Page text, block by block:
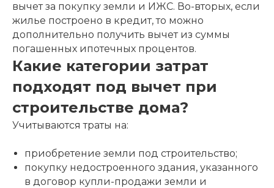
вычет за покупку земли и ИЖС. Во-вторых, если
жилье построено в кредит, то можно
дополнительно получить вычет из суммы
погашенных ипотечных процентов.
Какие категории затрат
подходят под вычет при
строительстве дома?
Учитываются траты на:
приобретение земли под строительство;
покупку недостроенного здания, указанного
в договор купли-продажи земли и